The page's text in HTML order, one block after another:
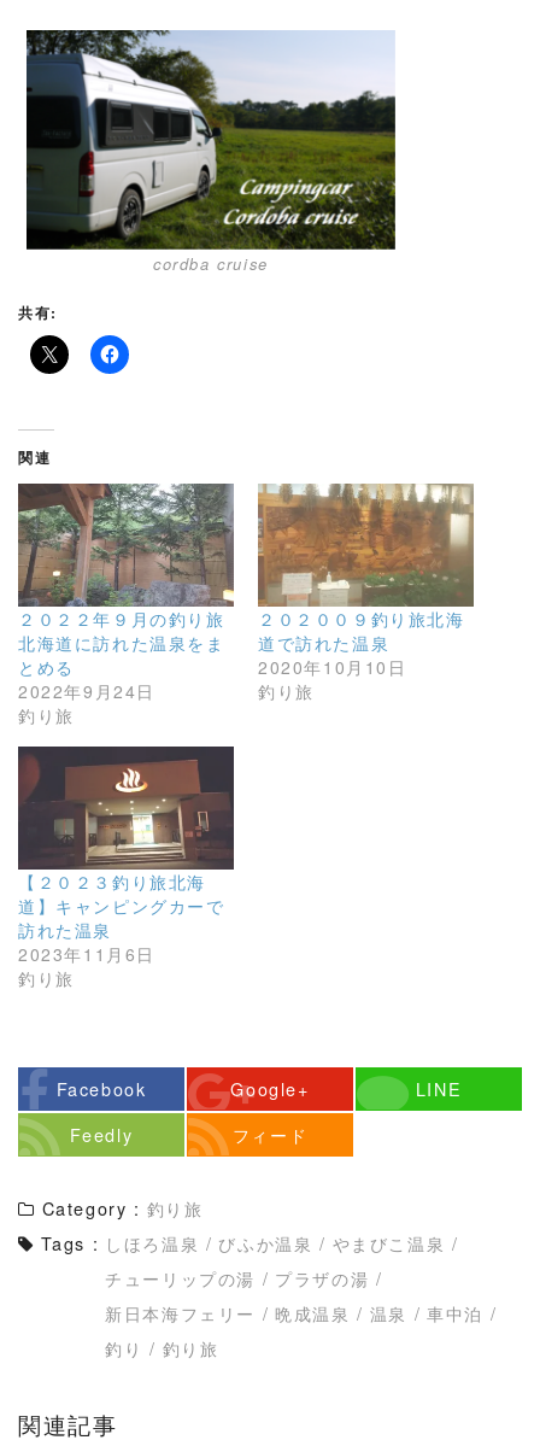
cordba cruise
共有:
関連
２０２２年９月の釣り旅
北海道に訪れた温泉をま
とめる
2022年9月24日
釣り旅
２０２００９釣り旅北海
道で訪れた温泉
2020年10月10日
釣り旅
【２０２３釣り旅北海
道】キャンピングカーで
訪れた温泉
2023年11月6日
釣り旅
Facebook Google+
LINE
Feedly
フィード
Category : 釣り旅
Tags : しほろ温泉 / びふか温泉 / やまびこ温泉 /
チューリップの湯 / プラザの湯 /
新日本海フェリー / 晩成温泉 / 温泉 / 車中泊 /
釣り / 釣り旅
関連記事